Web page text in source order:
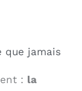
que jamais
: la